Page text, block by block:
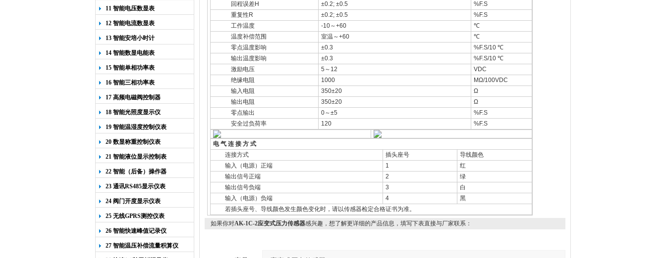
11 智能电压数显表
12 智能电流数显表
13 智能安培小时计
14 智能数显电能表
15 智能单相功率表
16 智能三相功率表
17 高频电磁阀控制器
18 智能光照度显示仪
19 智能温湿度控制仪表
20 数显称重控制仪表
21 智能液位显示控制表
22 智能（后备）操作器
23 通讯RS485显示仪表
24 阀门开度显示仪表
25 无线GPRS测控仪表
26 智能快速峰值记录仪
27 智能温压补偿流量积算仪
回程误差H
±0.2; ±0.5
%F.S
重复性R
±0.2; ±0.5
%F.S
工作温度
-10～+60
℃
温度补偿范围
室温～+60
℃
零点温度影响
±0.3
%F.S/10 ℃
输出温度影响
±0.3
%F.S/10 ℃
激励电压
5～12
VDC
绝缘电阻
1000
MΩ/100VDC
输入电阻
350±20
Ω
输出电阻
350±20
Ω
零点输出
0～±5
%F.S
安全过负荷率
120 %F.S
电 气 连 接 方 式
连接方式
插头座号
导线颜色
输入（电源）正端
1
红
输出信号正端
2
绿
输出信号负端
3
白
输入（电源）负端
4
黑
若插头座号、导线颜色发生颜色变化时，请以传感器检定合格证书为准。
如果你对AK-1C-2应变式压力传感器感兴趣，想了解更详细的产品信息，填写下表直接与厂家联系：